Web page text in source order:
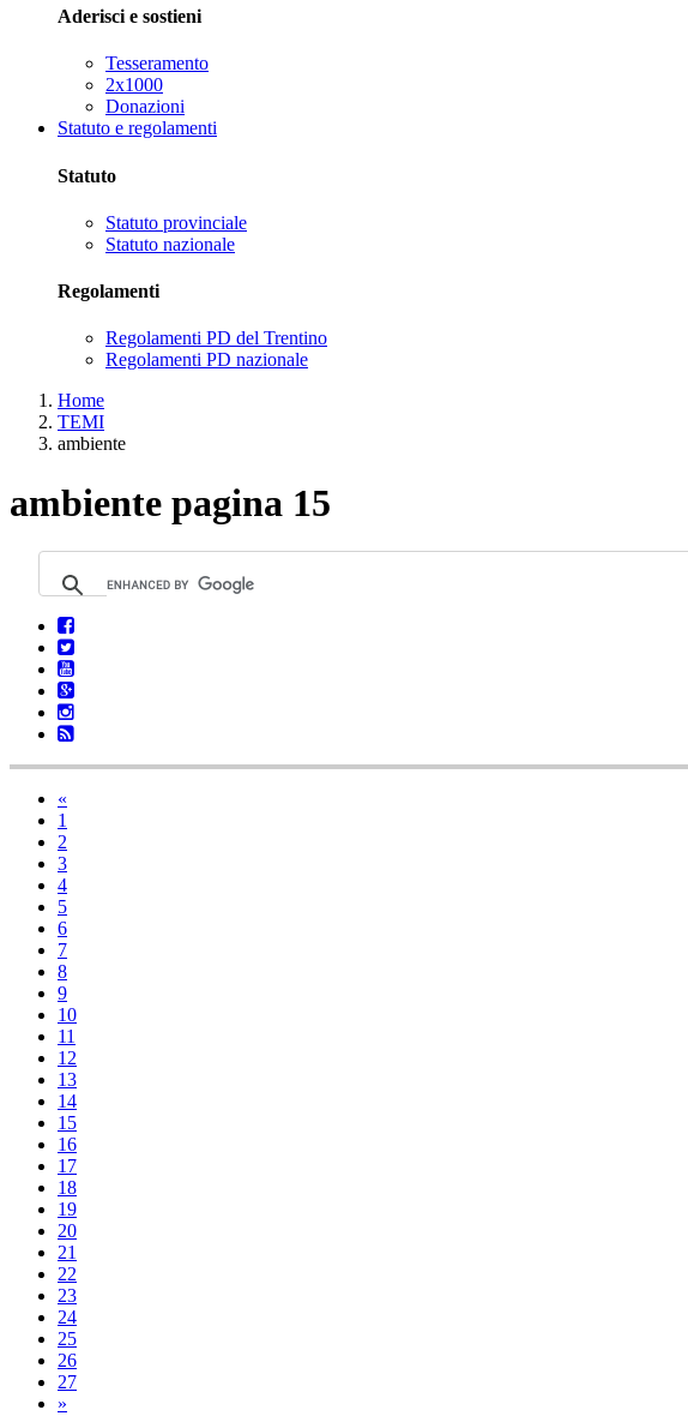
Aderisci e sostieni
Tesseramento
2x1000
Donazioni
Statuto e regolamenti
Statuto
Statuto provinciale
Statuto nazionale
Regolamenti
Regolamenti PD del Trentino
Regolamenti PD nazionale
Home
TEMI
ambiente
ambiente pagina 15
«
1
2
3
4
5
6
7
8
9
10
11
12
13
14
15
16
17
18
19
20
21
22
23
24
25
26
27
»